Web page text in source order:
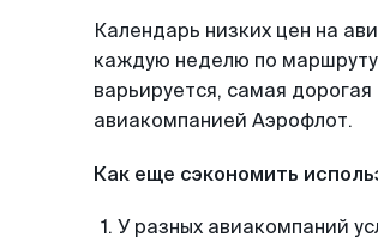
Календарь низких цен на
каждую неделю по
варьируется, самая
авиакомпанией Аэрофлот.
Как еще сэкономить
У разных авиакомпаний